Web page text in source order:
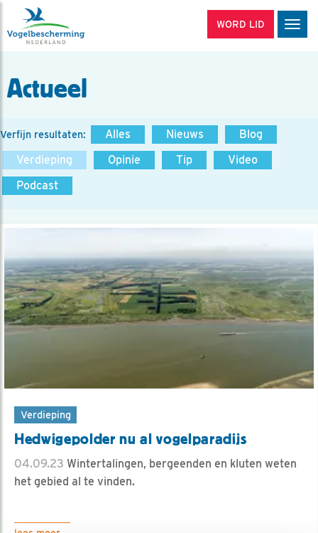
WORD LID
Actueel
Verfijn resultaten: Alles Nieuws
Blog
Verdieping
Opinie Tip
Video
Podcast
Verdieping
Hedwigepolder nu al vogelparadijs
04.09.23 Wintertalingen, bergeenden en kluten weten
het gebied al te vinden.